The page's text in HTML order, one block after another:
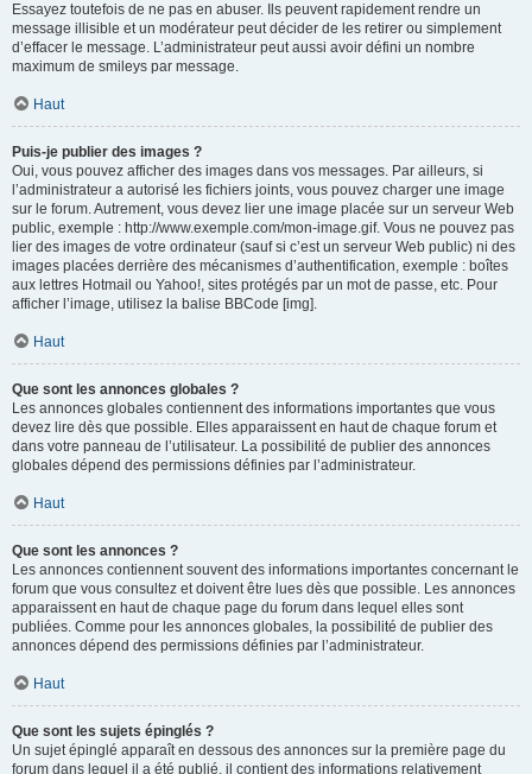
Essayez toutefois de ne pas en abuser. Ils peuvent rapidement rendre un
message illisible et un modérateur peut décider de les retirer ou simplement
d’effacer le message. L’administrateur peut aussi avoir défini un nombre
maximum de smileys par message.
Haut
Puis-je publier des images ?
Oui, vous pouvez afficher des images dans vos messages. Par ailleurs, si
l’administrateur a autorisé les fichiers joints, vous pouvez charger une image
sur le forum. Autrement, vous devez lier une image placée sur un serveur Web
public, exemple : http://www.exemple.com/mon-image.gif. Vous ne pouvez pas
lier des images de votre ordinateur (sauf si c’est un serveur Web public) ni des
images placées derrière des mécanismes d’authentification, exemple : boîtes
aux lettres Hotmail ou Yahoo!, sites protégés par un mot de passe, etc. Pour
afficher l’image, utilisez la balise BBCode [img].
Haut
Que sont les annonces globales ?
Les annonces globales contiennent des informations importantes que vous
devez lire dès que possible. Elles apparaissent en haut de chaque forum et
dans votre panneau de l’utilisateur. La possibilité de publier des annonces
globales dépend des permissions définies par l’administrateur.
Haut
Que sont les annonces ?
Les annonces contiennent souvent des informations importantes concernant le
forum que vous consultez et doivent être lues dès que possible. Les annonces
apparaissent en haut de chaque page du forum dans lequel elles sont
publiées. Comme pour les annonces globales, la possibilité de publier des
annonces dépend des permissions définies par l’administrateur.
Haut
Que sont les sujets épinglés ?
Un sujet épinglé apparaît en dessous des annonces sur la première page du
forum dans lequel il a été publié. il contient des informations relativement